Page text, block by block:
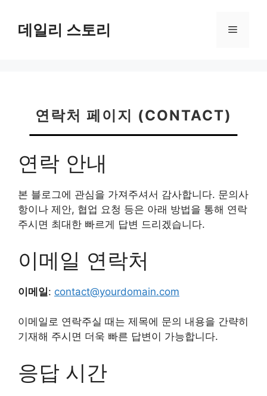
데일리 스토리 메
연락처 페이지 (CONTACT)
연락 안내
본 블로그에 관심을 가져주셔서 감사합니다. 문의사
항이나 제안, 협업 요청 등은 아래 방법을 통해 연락
주시면 최대한 빠르게 답변 드리겠습니다.
이메일 연락처
이메일: contact@yourdomain.com
이메일로 연락주실 때는 제목에 문의 내용을 간략히
기재해 주시면 더욱 빠른 답변이 가능합니다.
응답 시간